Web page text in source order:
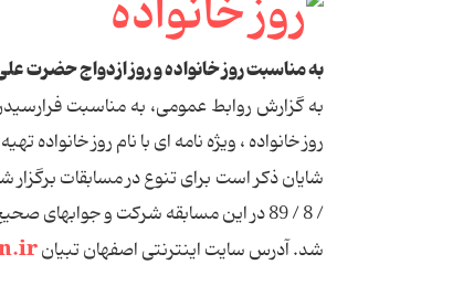
به مناسبت روز خانواده و روز ازدواج
به گزارش روابط عمومی، به مناسبت
روز خانواده ، ویژه نامه ای با نام روز
شد. آدرس سایت اینترنتی اصفهان تبیان